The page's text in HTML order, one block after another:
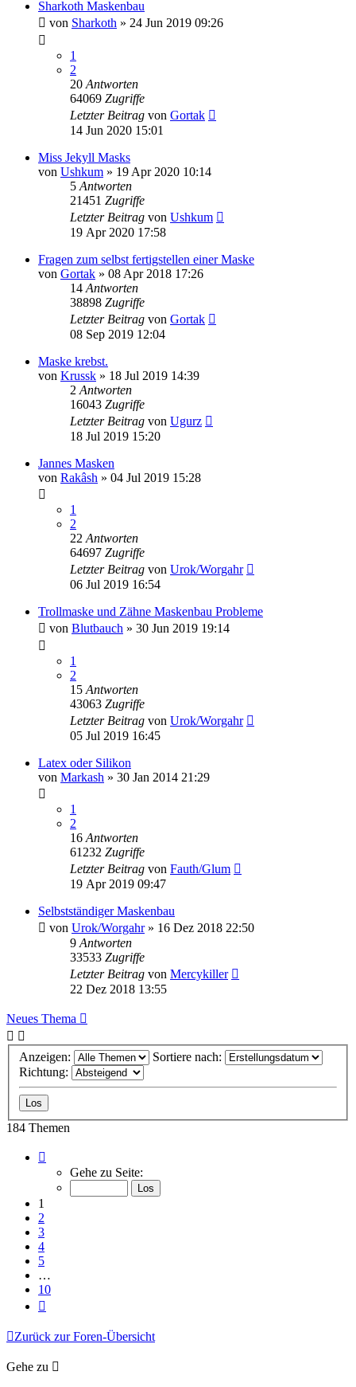
Sharkoth Maskenbau
von Sharkoth » 24 Jun 2019 09:26
1
2
20 Antworten
64069 Zugriffe
Letzter Beitrag von Gortak
14 Jun 2020 15:01
Miss Jekyll Masks
von Ushkum » 19 Apr 2020 10:14
5 Antworten
21451 Zugriffe
Letzter Beitrag von Ushkum
19 Apr 2020 17:58
Fragen zum selbst fertigstellen einer Maske
von Gortak » 08 Apr 2018 17:26
14 Antworten
38898 Zugriffe
Letzter Beitrag von Gortak
08 Sep 2019 12:04
Maske krebst.
von Krussk » 18 Jul 2019 14:39
2 Antworten
16043 Zugriffe
Letzter Beitrag von Ugurz
18 Jul 2019 15:20
Jannes Masken
von Rakâsh » 04 Jul 2019 15:28
1
2
22 Antworten
64697 Zugriffe
Letzter Beitrag von Urok/Worgahr
06 Jul 2019 16:54
Trollmaske und Zähne Maskenbau Probleme
von Blutbauch » 30 Jun 2019 19:14
1
2
15 Antworten
43063 Zugriffe
Letzter Beitrag von Urok/Worgahr
05 Jul 2019 16:45
Latex oder Silikon
von Markash » 30 Jan 2014 21:29
1
2
16 Antworten
61232 Zugriffe
Letzter Beitrag von Fauth/Glum
19 Apr 2019 09:47
Selbstständiger Maskenbau
von Urok/Worgahr» 16 Dez 2018 22:50
9 Antworten
33533 Zugriffe
Letzter Beitrag von Mercykiller
22 Dez 2018 13:55
Neues Thema
Anzeigen:
Sortiere nach:
Richtung:
184 Themen
von
Gehe zu Seite:
1
2
3
4
5
…
10
Zurück zur Foren-Übersicht
Gehe zu